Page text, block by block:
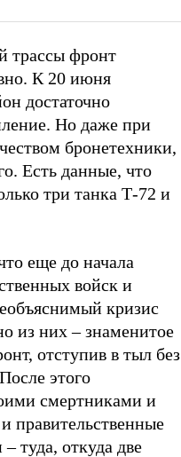
трассы фронт
К 20 июня
достаточно
Но даже при
бронетехники,
Есть данные, что
три танка Т-72 и
еще до начала
войск и
кризис
из них – знаменитое
отступив в тыл без
этого
смертниками и
правительственные
туда, откуда две